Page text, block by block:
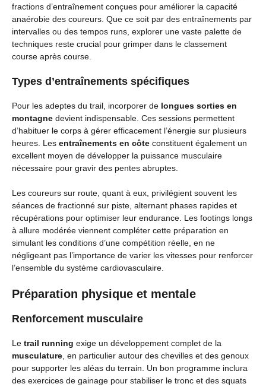
fractions d’entraînement conçues pour améliorer la capacité
anaérobie des coureurs. Que ce soit par des entraînements par
intervalles ou des tempos runs, explorer une vaste palette de
techniques reste crucial pour grimper dans le classement
course après course.
Types d’entraînements spécifiques
Pour les adeptes du trail, incorporer de longues sorties en
montagne devient indispensable. Ces sessions permettent
d’habituer le corps à gérer efficacement l’énergie sur plusieurs
heures. Les entraînements en côte constituent également un
excellent moyen de développer la puissance musculaire
nécessaire pour gravir des pentes abruptes.
Les coureurs sur route, quant à eux, privilégient souvent les
séances de fractionné sur piste, alternant phases rapides et
récupérations pour optimiser leur endurance. Les footings longs
à allure modérée viennent compléter cette préparation en
simulant les conditions d’une compétition réelle, en ne
négligeant pas l’importance de varier les vitesses pour renforcer
l’ensemble du système cardiovasculaire.
Préparation physique et mentale
Renforcement musculaire
Le trail running exige un développement complet de la
musculature , en particulier autour des chevilles et des genoux
pour supporter les aléas du terrain. Un bon programme inclura
des exercices de gainage pour stabiliser le tronc et des squats